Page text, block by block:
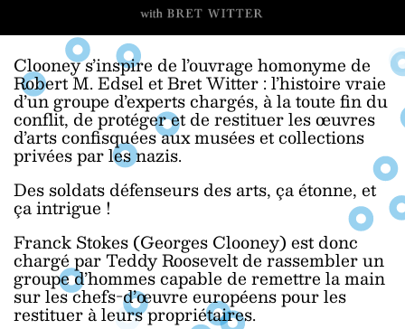
Clooney s’inspire de l’ouvrage homonyme de
Robert M. Edsel et Bret Witter : l’histoire vraie
d’un groupe d’experts chargés, à la toute fin du
conflit, de protéger et de restituer les œuvres
d’arts confisquées aux musées et collections
privées par les nazis.
Des soldats défenseurs des arts, ça étonne, et
ça intrigue !
Franck Stokes (Georges Clooney) est donc
chargé par Teddy Roosevelt de rassembler un
groupe d’hommes capable de remettre la main
sur les chefs-d’œuvre européens pour les
restituer à leurs propriétaires.